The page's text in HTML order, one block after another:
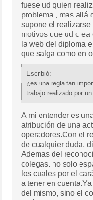
fuese ud quien
problema , mas allá
supone el
motivos que ud
la web del diploma
que salga como en
Escribió:
¿es una regla tan
trabajo realizado por un
A mi entender es
atribución de una
operadores.Con el
de cualquier duda,
Ademas del
colegas, no solo
los cuales por el
a tener en
del mismo, sino el